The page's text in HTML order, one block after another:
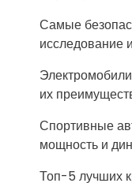
Самые
исследование
их
Спортивные
мощность и
Топ-5 лучших